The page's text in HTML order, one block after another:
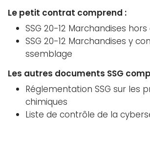
Le petit contrat comprend :
SSG 20-12 Marchandises
SSG 20-12 Marchandises y
ssemblage
Les autres documents SSG
Réglementation SSG sur les
chimiques
Liste de contrôle de la